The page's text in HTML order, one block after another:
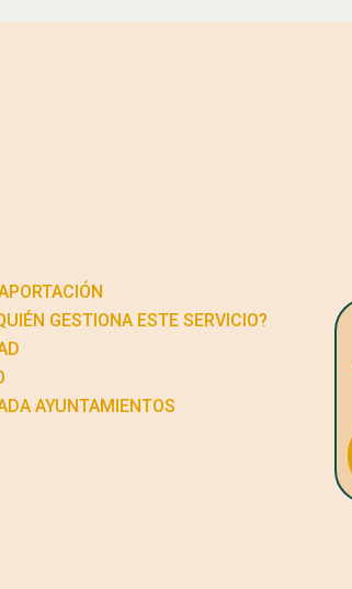
GESTIONA ESTE SERVICIO?
AYUNTAMIENTOS